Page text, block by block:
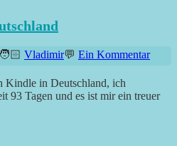
Vladimir Ein Kommentar
Kindle in Deutschland, ich
93 Tagen und es ist mir ein treuer